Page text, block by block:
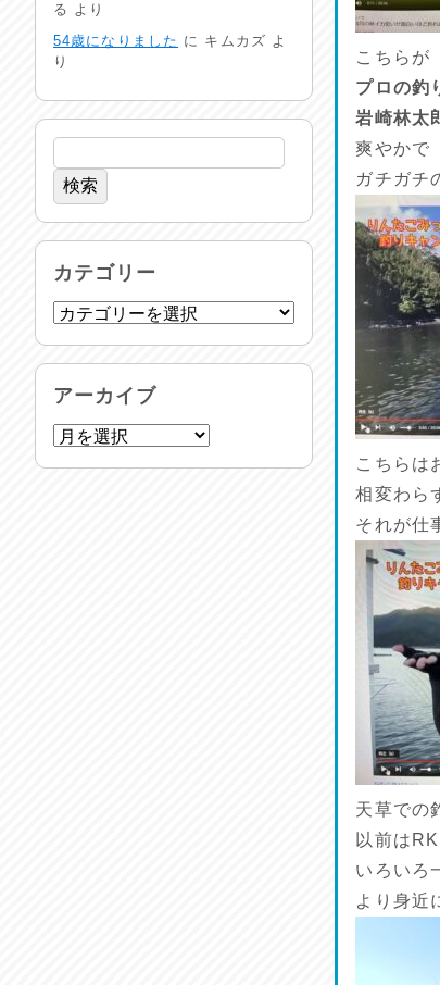
こちらが
プロの釣
岩崎林太
爽やかで
ガチガチ
こちらは
相変わら
それが仕
天草での
以前は
いろいろ
より身近
2026/07/29
土用丑の日♪
2026/07/28
呑めや喋れや！
リスナーの集い！
馬肉料理 桜馬亭
る より
54歳になりました に キムカズ よ
り
カテゴリー
アーカイブ